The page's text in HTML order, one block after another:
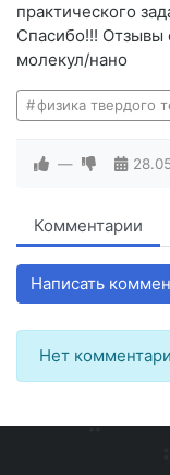
практического
Спасибо!!! Отзывы
молекул/нано
физика твердого
—
Комментарии
Написать
Нет